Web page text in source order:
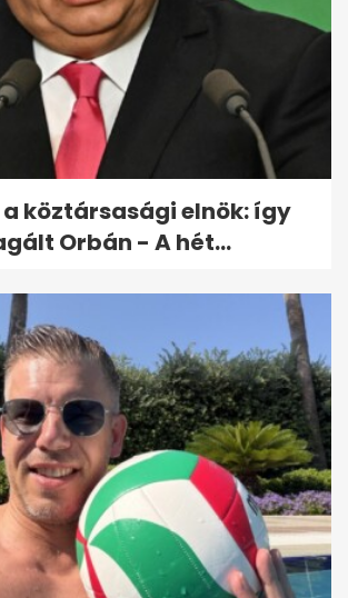
Claudia kórházba került
köztársasági elnök: így
Orbán - A hét...